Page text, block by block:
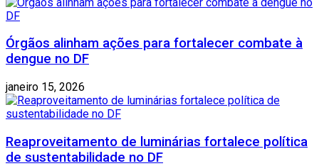
Órgãos alinham ações para fortalecer combate à
dengue no DF
janeiro 15, 2026
Reaproveitamento de luminárias fortalece política
de sustentabilidade no DF